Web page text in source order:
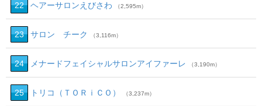
22 ヘアーサロンえびさわ （2,595m）
23 サロン チーク （3,116m）
24 メナードフェイシャルサロンアイファーレ （3,190m）
25 トリコ（ＴＯＲｉＣＯ） （3,237m）